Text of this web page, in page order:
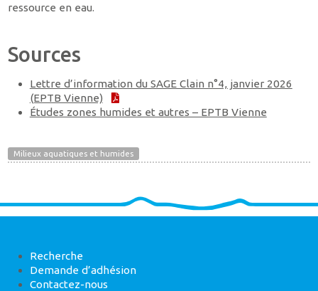
ressource en eau.
Sources
Lettre d’information du SAGE Clain n°4, janvier 2026
(EPTB Vienne)
Études zones humides et autres – EPTB Vienne
Milieux aquatiques et humides
Recherche
Demande d’adhésion
Contactez-nous